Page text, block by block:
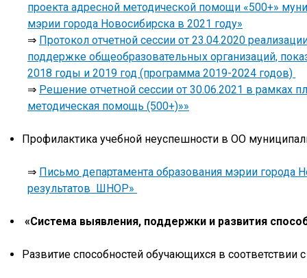
проекта адресной методической помощи «500+»
мэрии города Новосибирска в 2021 году»
⇒ Протокол отчетной сессии от 23.04.2020
поддержке общеобразовательных организаций,
2018 годы и 2019 год (программа 2019-2024 годов)
⇒ Решение отчетной сессии от 30.06.2021 в рамках
методическая помощь (500+)»»
Профилактика учебной неуспешности в ОО
⇒ Письмо департамента образования мэрии города
результатов ШНОР»
«Система выявления, поддержки и развития
Развитие способностей обучающихся в соответствии